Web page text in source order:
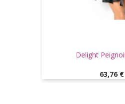
Delight
Prix
63,76 €